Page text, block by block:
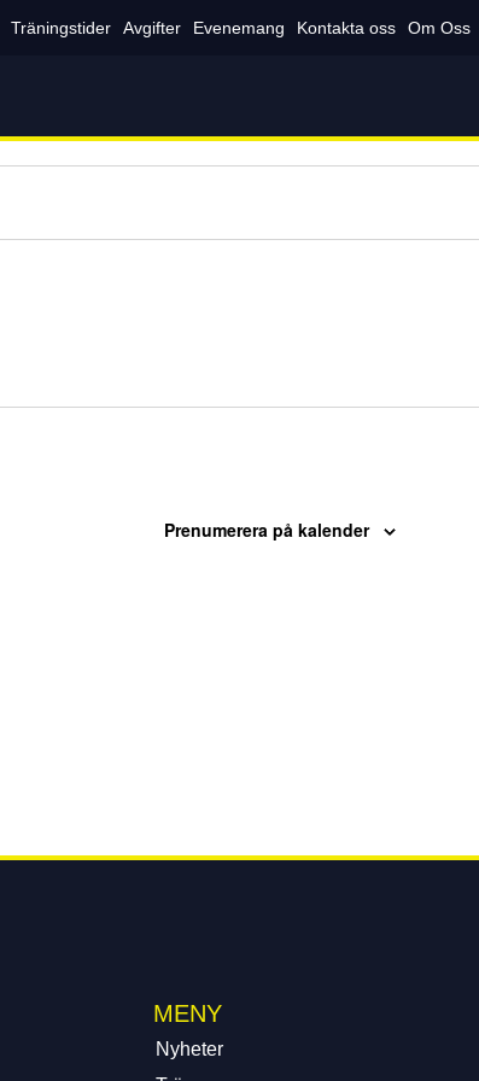
Träningstider Avgifter Evenemang Kontakta oss Om Oss
Prenumerera på kalender
MENY
Nyheter